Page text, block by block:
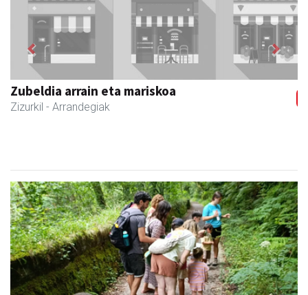
Zubeldia arrain eta mariskoa
Zizurkil - Arrandegiak
Previous Next